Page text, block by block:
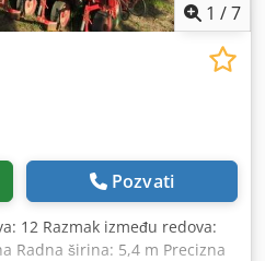
1 /7
Pozvati
12 Razmak između redova:
Radna širina: 5,4 m Precizna